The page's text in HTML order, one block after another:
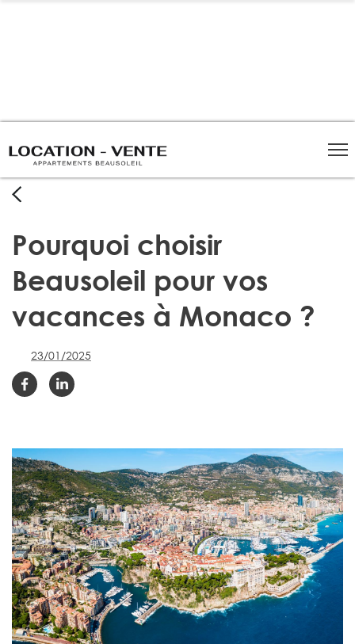
Pourquoi choisir
Beausoleil pour vos
vacances à Monaco ?
23/01/2025